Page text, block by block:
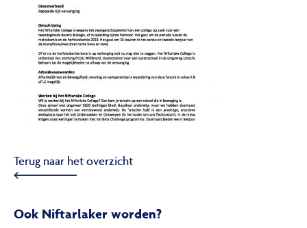
Terug naar het overzicht
Ook Niftarlaker worden?